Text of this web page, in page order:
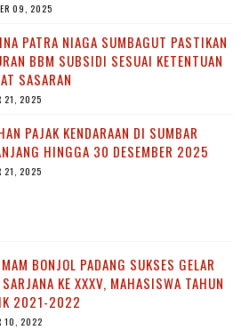
09, 2025
PATRA NIAGA SUMBAGUT PASTIKAN
BBM SUBSIDI SESUAI KETENTUAN
SASARAN
21, 2025
PAJAK KENDARAAN DI SUMBAR
HINGGA 30 DESEMBER 2025
21, 2025
BONJOL PADANG SUKSES GELAR
KE XXXV, MAHASISWA TAHUN
2021-2022
10, 2022